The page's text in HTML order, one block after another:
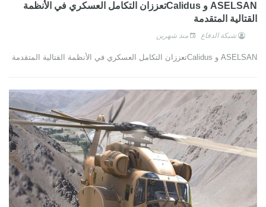
ASELSAN و Calidusتعززان التكامل العسكري في الأنظمة
القتالية المتقدمة
شبكة الدفاع منذ شهرين
ASELSAN و Calidusتعززان التكامل العسكري في الأنظمة القتالية المتقدمة